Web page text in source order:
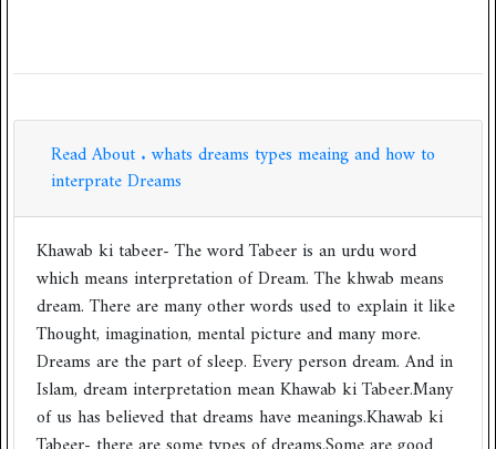
Read About . whats dreams types meaing and how to
interprate Dreams
Khawab ki tabeer- The word Tabeer is an urdu word
which means interpretation of Dream. The khwab means
dream. There are many other words used to explain it like
Thought, imagination, mental picture and many more.
Dreams are the part of sleep. Every person dream. And in
Islam, dream interpretation mean Khawab ki Tabeer.Many
of us has believed that dreams have meanings.Khawab ki